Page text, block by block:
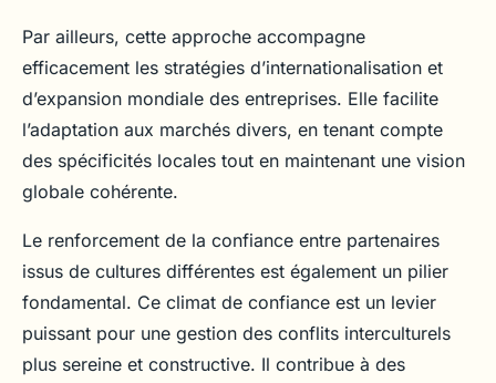
Par ailleurs, cette approche accompagne
efficacement les stratégies d’internationalisation et
d’expansion mondiale des entreprises. Elle facilite
l’adaptation aux marchés divers, en tenant compte
des spécificités locales tout en maintenant une vision
globale cohérente.
Le renforcement de la confiance entre partenaires
issus de cultures différentes est également un pilier
fondamental. Ce climat de confiance est un levier
puissant pour une gestion des conflits interculturels
plus sereine et constructive. Il contribue à des